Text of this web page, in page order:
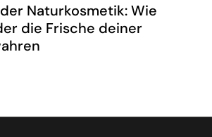
Naturkosmetik: Wie
die Frische deiner